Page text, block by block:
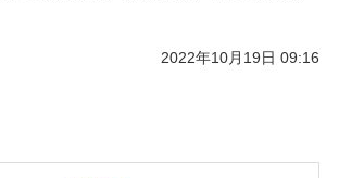
2022年10月19日 09:16